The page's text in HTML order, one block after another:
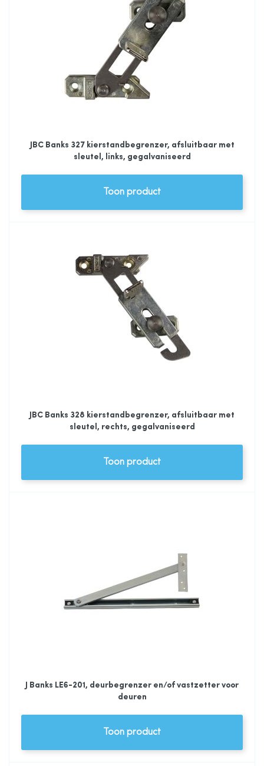
JBC Banks 327 kierstandbegrenzer, afsluitbaar met
sleutel, links, gegalvaniseerd
Toon product
JBC Banks 328 kierstandbegrenzer, afsluitbaar met
sleutel, rechts, gegalvaniseerd
Toon product
J Banks LE6-201, deurbegrenzer en/of vastzetter voor
deuren
Toon product